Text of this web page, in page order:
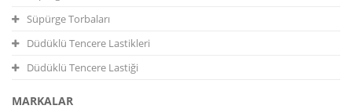
Süpürge Torbaları
Düdüklü Tencere Lastikleri
Düdüklü Tencere Lastiği
MARKALAR